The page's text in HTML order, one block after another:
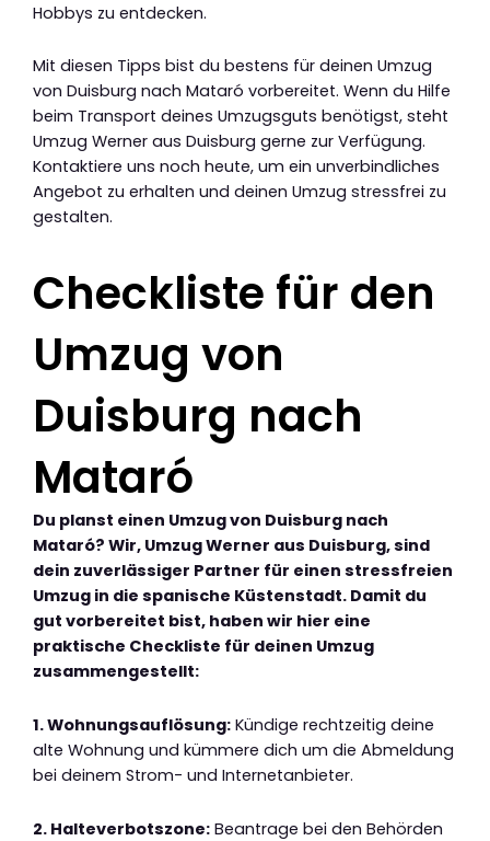
Hobbys zu entdecken.
Mit diesen Tipps bist du bestens für deinen Umzug
von Duisburg nach Mataró vorbereitet. Wenn du Hilfe
beim Transport deines Umzugsguts benötigst, steht
Umzug Werner aus Duisburg gerne zur Verfügung.
Kontaktiere uns noch heute, um ein unverbindliches
Angebot zu erhalten und deinen Umzug stressfrei zu
gestalten.
Checkliste für den
Umzug von
Duisburg nach
Mataró
Du planst einen Umzug von Duisburg nach
Mataró? Wir, Umzug Werner aus Duisburg, sind
dein zuverlässiger Partner für einen stressfreien
Umzug in die spanische Küstenstadt. Damit du
gut vorbereitet bist, haben wir hier eine
praktische Checkliste für deinen Umzug
zusammengestellt:
1. Wohnungsauflösung: Kündige rechtzeitig deine
alte Wohnung und kümmere dich um die Abmeldung
bei deinem Strom- und Internetanbieter.
2. Halteverbotszone: Beantrage bei den Behörden